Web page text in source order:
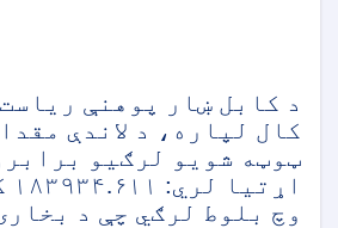
کال لپاره، د لاندې
ټوټه شویو لرګیو
وچ بلوط لرګي چې د